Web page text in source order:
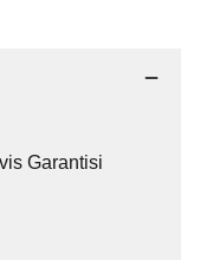
Garantisi